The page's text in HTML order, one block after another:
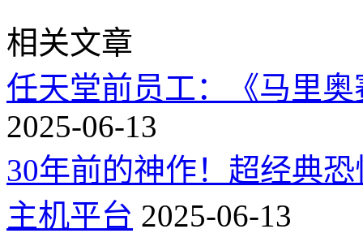
相关文章
任天堂前员工：《马里
2025-06-13
30年前的神作！超经典
主机平台 2025-06-13